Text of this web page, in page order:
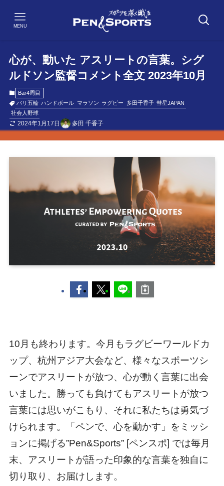
MENU
心が、動いた アスリートの言葉。シグ
ルドソン監督コメント全文 2023年10月
Bar4周目
パリ五輪 ハンドボール マラソン ラグビー 多田千香子 彗星JAPAN
社会人野球
2024年1月17日 多田 千香子
10月も終わります。今月もラグビーワールドカ
ップ、杭州アジア大会など、様々なスポーツシ
ーンでアスリートが放つ、心が動く言葉に出会
いました。勝っても負けてもアスリートが放つ
言葉には思いがこもり、それに私たちは勇気づ
けられます。「ペンで、心を動かす」をミッシ
ョンに掲げる”Pen&Sports” [ペンスポ] では毎月
末、アスリートが語った印象的な言葉を独自に
切り取り、お届けします。